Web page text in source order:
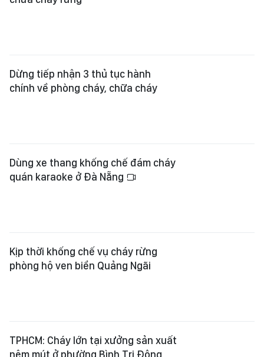
Dừng tiếp nhận 3 thủ tục hành
chính về phòng cháy, chữa cháy
Dùng xe thang khống chế đám cháy
quán karaoke ở Đà Nẵng
Kịp thời khống chế vụ cháy rừng
phòng hộ ven biển Quảng Ngãi
TPHCM: Cháy lớn tại xưởng sản xuất
nệm mút ở phường Bình Trị Đông